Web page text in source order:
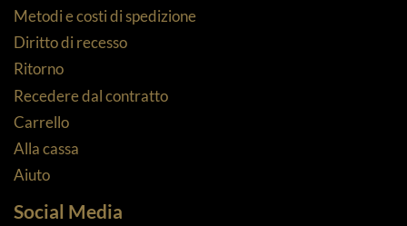
Metodi e costi di spedizione
Diritto di recesso
Ritorno
Recedere dal contratto
Carrello
Alla cassa
Aiuto
Social Media